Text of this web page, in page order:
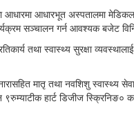
आधारमा आधारभूत अस्पतालमा
सञ्चालन गर्न आवश्यक बजेट
तथा स्वास्थ्य सुरक्षा
मातृ तथा नवशिशु स्वास्थ्य
९रुम्याटीक हार्ट डिजीज